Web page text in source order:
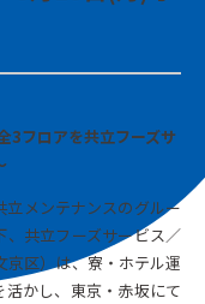
3フロアを共立フーズサ
メンテナンスのグルー
、共立フーズサービス／
京区）は、寮・ホテル運
かし、東京・赤坂にて